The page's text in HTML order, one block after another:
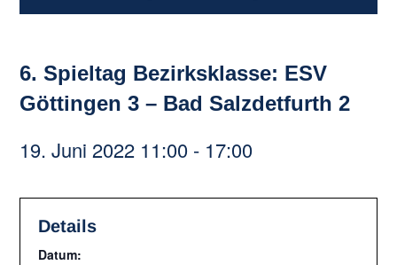
6. Spieltag Bezirksklasse: ESV
Göttingen 3 – Bad Salzdetfurth 2
19. Juni 2022 11:00 - 17:00
Details
Datum: